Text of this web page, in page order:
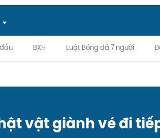
BXH Luật Bóng đá 7 người
vật giành vé đi